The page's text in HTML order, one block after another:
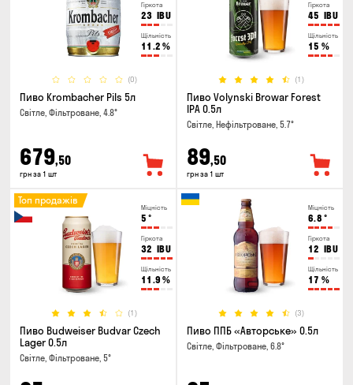
Гіркота
23 IBU
Щільність
11.2 %
(0)
Пиво Krombacher Pils 5л
Світле, Фільтроване, 4.8°
679,50
грн за 1 шт
Гіркота
45 IBU
Щільність
15 %
(1)
Пиво Volynski Browar Forest
IPA 0.5л
Світле, Нефільтроване, 5.7°
89,50
грн за 1 шт
Міцність
5 °
Гіркота
32 IBU
Щільність
11.9 %
(1)
Топ продажів
Пиво Budweiser Budvar Czech
Lager 0.5л
Світле, Фільтроване, 5°
Міцність
6.8 °
Гіркота
12 IBU
Щільність
17 %
(3)
Пиво ППБ «Авторське» 0.5л
Світле, Фільтроване, 6.8°